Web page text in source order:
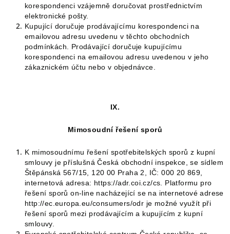
korespondenci vzájemně doručovat prostřednictvím
elektronické pošty.
Kupující doručuje prodávajícímu korespondenci na
emailovou adresu uvedenu v těchto obchodních
podmínkách. Prodávající doručuje kupujícímu
korespondenci na emailovou adresu uvedenou v jeho
zákaznickém účtu nebo v objednávce.
IX.
Mimosoudní řešení sporů
K mimosoudnímu řešení spotřebitelských sporů z kupní
smlouvy je příslušná Česká obchodní inspekce, se sídlem
Štěpánská 567/15, 120 00 Praha 2, IČ: 000 20 869,
internetová adresa: https://adr.coi.cz/cs. Platformu pro
řešení sporů on-line nacházející se na internetové adrese
http://ec.europa.eu/consumers/odr je možné využít při
řešení sporů mezi prodávajícím a kupujícím z kupní
smlouvy.